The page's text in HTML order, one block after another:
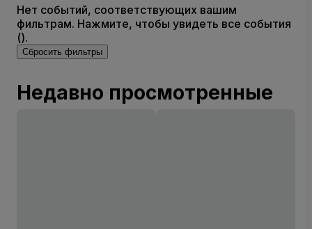
Нет событий, соответствующих вашим
фильтрам. Нажмите, чтобы увидеть все события
().
Сбросить фильтры
Недавно просмотренные